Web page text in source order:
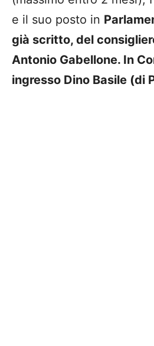
e il suo posto in
già scritto, del
Antonio Gabellone. In
ingresso Dino Basile (di